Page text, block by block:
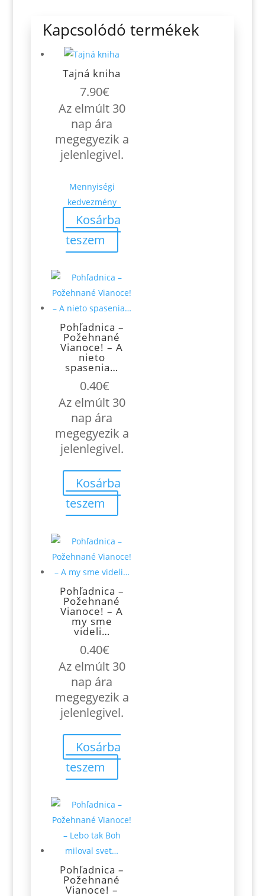
Kapcsolódó termékek
Tajná kniha
7.90€
Az elmúlt 30
nap ára
megegyezik a
jelenlegivel.
Mennyiségi
kedvezmény
Kosárba
teszem
Pohľadnica –
Požehnané
Vianoce! – A
nieto
spasenia…
0.40€
Az elmúlt 30
nap ára
megegyezik a
jelenlegivel.
Kosárba
teszem
Pohľadnica –
Požehnané
Vianoce! – A
my sme
videli…
0.40€
Az elmúlt 30
nap ára
megegyezik a
jelenlegivel.
Kosárba
teszem
Pohľadnica –
Požehnané
Vianoce! –